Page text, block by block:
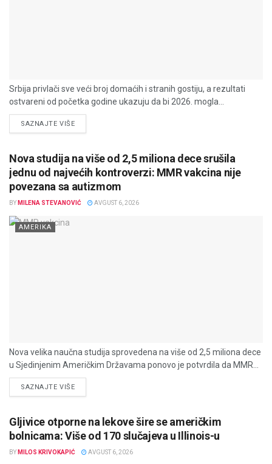
Srbija privlači sve veći broj domaćih i stranih gostiju, a rezultati
ostvareni od početka godine ukazuju da bi 2026. mogla...
SAZNAJTE VIŠEDETAILS
Nova studija na više od 2,5 miliona dece srušila
jednu od najvećih kontroverzi: MMR vakcina nije
povezana sa autizmom
BY MILENA STEVANOVIĆ AVGUST 6, 2026
AMERIKA
Nova velika naučna studija sprovedena na više od 2,5 miliona dece
u Sjedinjenim Američkim Državama ponovo je potvrdila da MMR...
SAZNAJTE VIŠEDETAILS
Gljivice otporne na lekove šire se američkim
bolnicama: Više od 170 slučajeva u Illinois-u
BY MILOS KRIVOKAPIĆ AVGUST 6, 2026